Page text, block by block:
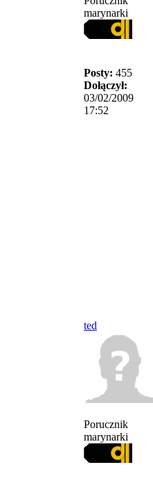
marynarki
Posty: 455
Dołączył:
03/02/2009
17:52
ted
Porucznik
marynarki